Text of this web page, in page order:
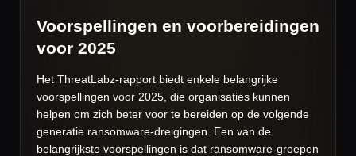
Voorspellingen en voorbereidingen
voor 2025
Het ThreatLabz-rapport biedt enkele belangrijke
voorspellingen voor 2025, die organisaties kunnen
helpen om zich beter voor te bereiden op de volgende
generatie ransomware-dreigingen. Een van de
belangrijkste voorspellingen is dat ransomware-groepen